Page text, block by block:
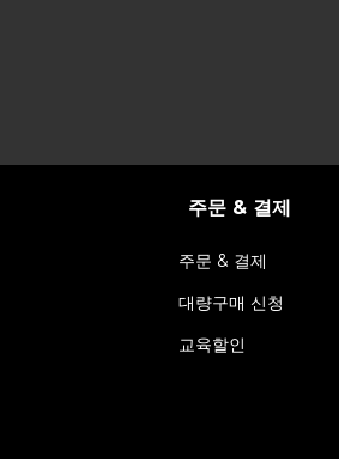
주문 & 결제
주문 & 결제
대량구매 신청
교육할인